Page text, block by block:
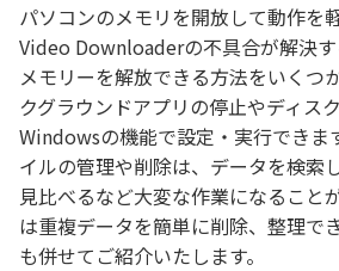
パソコンのメモリを開放して動作を
Video Downloaderの不具合が解決す
メモリーを解放できる方法をいくつ
クグラウンドアプリの停止やディス
Windowsの機能で設定・実行できま
イルの管理や削除は、データを検索
見比べるなど大変な作業になること
は重複データを簡単に削除、整理で
も併せてご紹介いたします。